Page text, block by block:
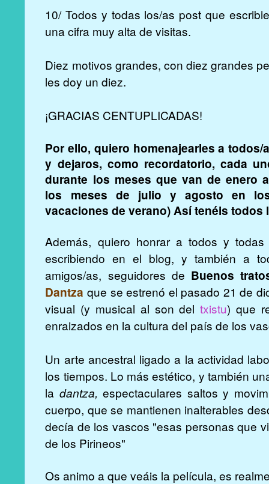
10/ Todos y todas los/as post que
una cifra muy alta de visitas.
Diez motivos grandes, con diez grandes
les doy un diez.
¡GRACIAS CENTUPLICADAS!
Por ello, quiero homenajearles a
y dejaros, como recordatorio, cada
durante los meses que van de enero
los meses de julio y agosto en
vacaciones de verano) Así tenéis
Además, quiero honrar a todos y
escribiendo en el blog, y también a
amigos/as, seguidores de Buenos
Dantza que se estrenó el pasado 21 de
visual (y musical al son deltxistu) que
enraizados en la cultura del país de los
Un arte ancestral ligado a la actividad
los tiempos. Lo más estético, y también
la dantza, espectaculares saltos y
cuerpo, que se mantienen inalterables
decía de los vascos "esas personas que
de los Pirineos"
Os animo a que veáis la película, es